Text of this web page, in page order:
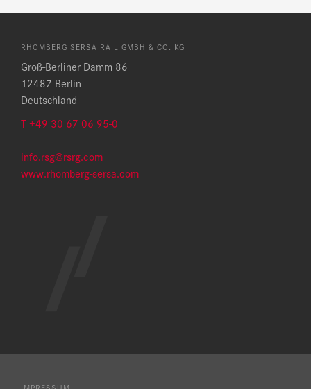
RHOMBERG SERSA RAIL GMBH & CO. KG
Groß-Berliner Damm 86
12487 Berlin
Deutschland
T+49 30 67 06 95-0
info.rsg@rsrg.com
www.rhomberg-sersa.com